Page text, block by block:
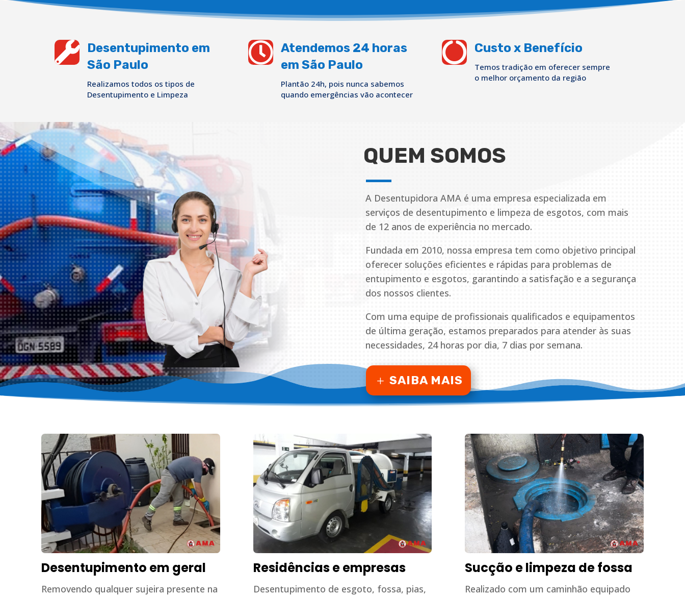

Desentupimento em
São Paulo
Realizamos todos os tipos de
Desentupimento e Limpeza
 Atendemos 24 horas
em São Paulo
Plantão 24h, pois nunca sabemos
quando emergências vão acontecer
 Custo x Benefício
Temos tradição em oferecer sempre
o melhor orçamento da região
QUEM SOMOS
A Desentupidora AMA é uma empresa especializada em
serviços de desentupimento e limpeza de esgotos, com mais
de 12 anos de experiência no mercado.
Fundada em 2010, nossa empresa tem como objetivo principal
oferecer soluções eficientes e rápidas para problemas de
entupimento e esgotos, garantindo a satisfação e a segurança
dos nossos clientes.
Com uma equipe de profissionais qualificados e equipamentos
de última geração, estamos preparados para atender às suas
necessidades, 24 horas por dia, 7 dias por semana.
SAIBA MAIS
Desentupimento em geral
Removendo qualquer sujeira presente na
Residências e empresas
Desentupimento de esgoto, fossa, pias,
Sucção e limpeza de fossa
Realizado com um caminhão equipado